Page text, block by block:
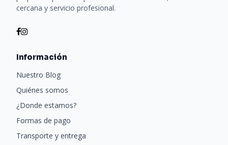
cercana y servicio profesional.
Información
Nuestro Blog
Quiénes somos
¿Donde estamos?
Formas de pago
Transporte y entrega